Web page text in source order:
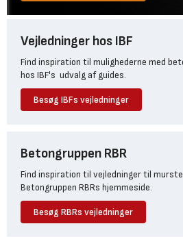
Vejledninger hos IBF
Find inspiration til mulighederne med
hos IBF's udvalg af guides.
Besøg IBFs vejledninger
Betongruppen RBR
Find inspiration til vejledninger til
Betongruppen RBRs hjemmeside.
Besøg RBRs vejledninger